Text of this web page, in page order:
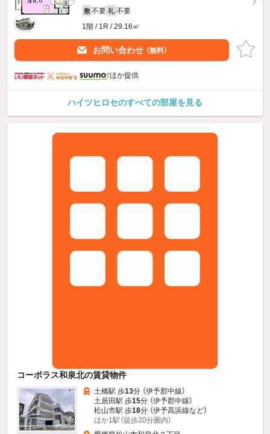
敷 不要 礼 不要
1階 / 1R / 29.16㎡
お問い合わせ （無料）
ほか提供
ハイツヒロセのすべての部屋を見る
コーポラス和泉北の賃貸物件
土橋駅 歩13分 （伊予郡中線）
土居田駅 歩15分 （伊予郡中線）
松山市駅 歩18分 （伊予高浜線など）
ほか1駅（徒歩20分圏内）